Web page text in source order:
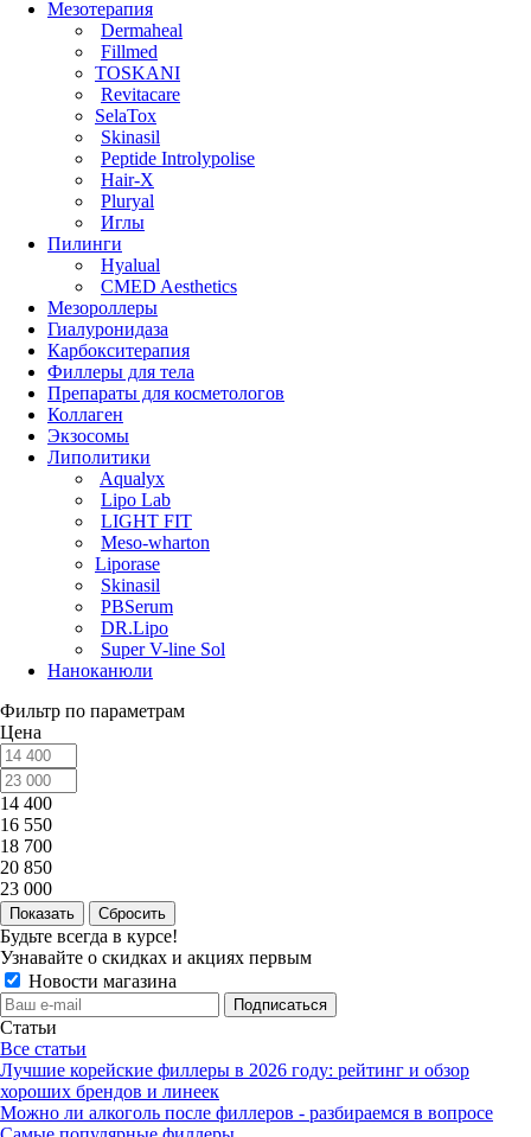
Мезотерапия
Dermaheal
Fillmed
TOSKANI
Revitacare
SelaTox
Skinasil
Peptide Introlypolise
Hair-X
Pluryal
Иглы
Пилинги
Hyalual
CMED Aesthetics
Мезороллеры
Гиалуронидаза
Карбокситерапия
Филлеры для тела
Препараты для косметологов
Коллаген
Экзосомы
Липолитики
Aqualyx
Lipo Lab
LIGHT FIT
Meso-wharton
Liporase
Skinasil
PBSerum
DR.Lipo
Super V-line Sol
Наноканюли
Фильтр по параметрам
Цена
14 400
16 550
18 700
20 850
23 000
Сбросить
Будьте всегда в курсе!
Узнавайте о скидках и акциях первым
Новости магазина
Статьи
Все статьи
Лучшие корейские филлеры в 2026 году: рейтинг и обзор
хороших брендов и линеек
Можно ли алкоголь после филлеров - разбираемся в вопросе